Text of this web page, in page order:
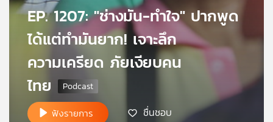
เครือEP. 1207: "ช่างมัน-ทำใจ" ปากพูด
ได้แต่ทำมันยาก! เจาะลึก
ความเครียด ภัยเงียบคน
ไทย
ฟังรายการ ชื่นชอบ